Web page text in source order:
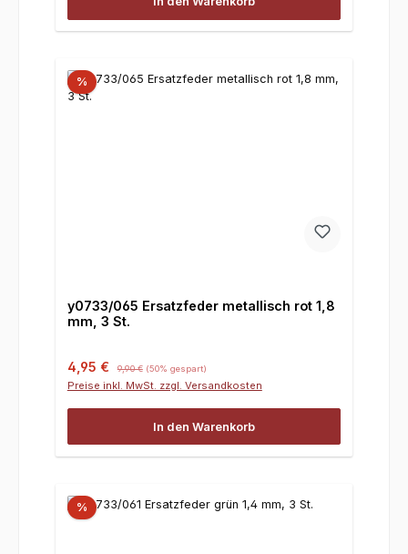
%
y0733/065 Ersatzfeder metallisch rot 1,8
mm, 3 St.
Verkaufspreis:
4,95 € Regulärer Preis:
9,90 € (50% gespart)
Preise inkl. MwSt. zzgl. Versandkosten
In den Warenkorb
%